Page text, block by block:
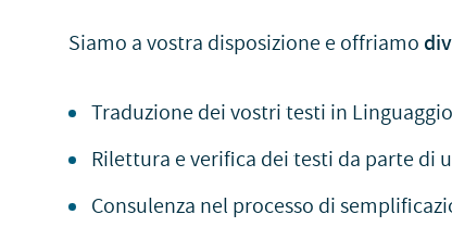
Siamo a vostra disposizione e offriamo
Traduzione dei vostri testi in
Rilettura e verifica dei testi da parte di
Consulenza nel processo di